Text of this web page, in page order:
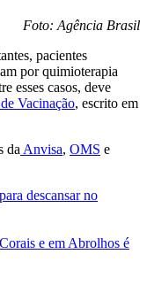
Foto: Agência Brasil
pacientes
por quimioterapia
esses casos, deve
Vacinação, escrito em
da Anvisa, OMS e
descansar no
e em Abrolhos é